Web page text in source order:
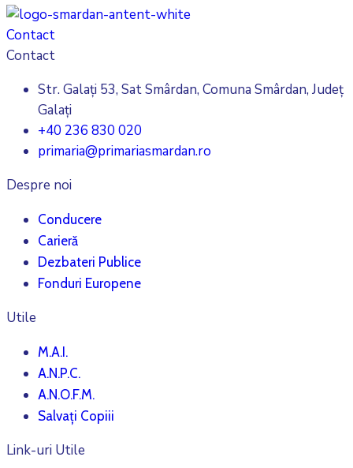
Contact
Contact
Str. Galați 53, Sat Smârdan, Comuna Smârdan, Județ
Galați
+40 236 830 020
primaria@primariasmardan.ro
Despre noi
Conducere
Carieră
Dezbateri Publice
Fonduri Europene
Utile
M.A.I.
A.N.P.C.
A.N.O.F.M.
Salvați Copiii
Link-uri Utile